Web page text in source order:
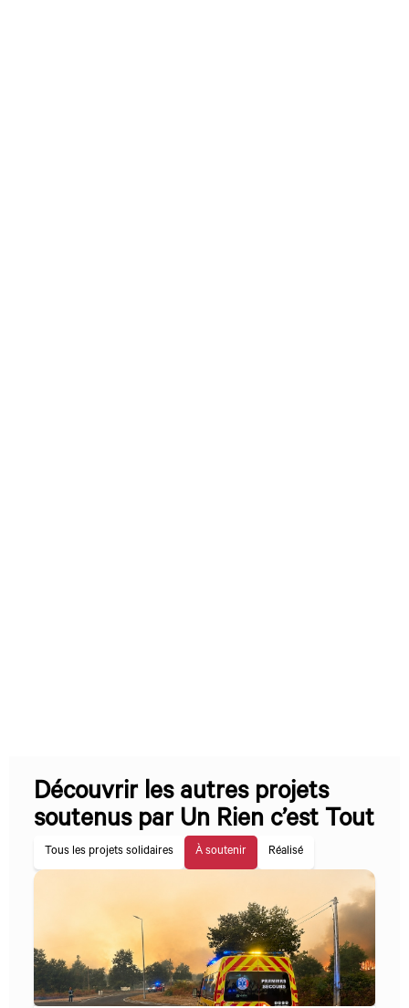
Découvrir les autres projets
soutenus par Un Rien c’est Tout
Tous les projets solidaires À soutenir Réalisé